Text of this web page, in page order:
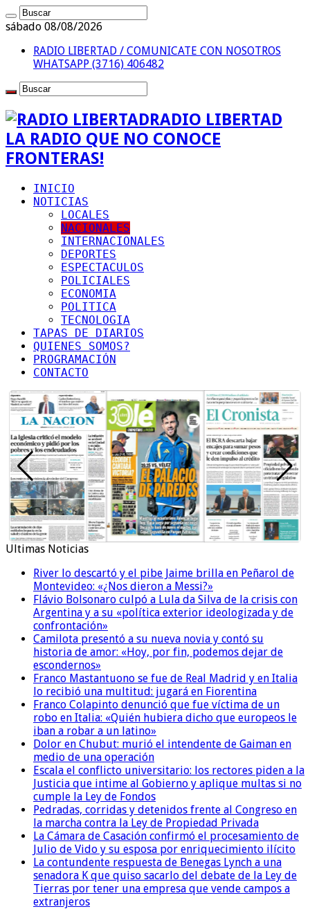
sábado 08/08/2026
RADIO LIBERTAD / COMUNICATE CON NOSOTROS
WHATSAPP (3716) 406482
RADIO LIBERTAD
LA RADIO QUE NO CONOCE
FRONTERAS!
INICIO
NOTICIAS
LOCALES
NACIONALES
INTERNACIONALES
DEPORTES
ESPECTACULOS
POLICIALES
ECONOMIA
POLITICA
TECNOLOGIA
TAPAS DE DIARIOS
QUIENES SOMOS?
PROGRAMACIÓN
CONTACTO
Ultimas Noticias
River lo descartó y el pibe Jaime brilla en Peñarol de
Montevideo: «¿Nos dieron a Messi?»
Flávio Bolsonaro culpó a Lula da Silva de la crisis con
Argentina y a su «política exterior ideologizada y de
confrontación»
Camilota presentó a su nueva novia y contó su
historia de amor: «Hoy, por fin, podemos dejar de
escondernos»
Franco Mastantuono se fue de Real Madrid y en Italia
lo recibió una multitud: jugará en Fiorentina
Franco Colapinto denunció que fue víctima de un
robo en Italia: «Quién hubiera dicho que europeos le
iban a robar a un latino»
Dolor en Chubut: murió el intendente de Gaiman en
medio de una operación
Escala el conflicto universitario: los rectores piden a la
Justicia que intime al Gobierno y aplique multas si no
cumple la Ley de Fondos
Pedradas, corridas y detenidos frente al Congreso en
la marcha contra la Ley de Propiedad Privada
La Cámara de Casación confirmó el procesamiento de
Julio de Vido y su esposa por enriquecimiento ilícito
La contundente respuesta de Benegas Lynch a una
senadora K que quiso sacarlo del debate de la Ley de
Tierras por tener una empresa que vende campos a
extranjeros